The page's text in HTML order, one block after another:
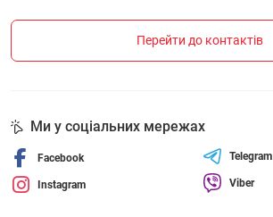
Перейти до контактів
Ми у соціальних мережах
Facebook
Instagram
Telegram
Viber